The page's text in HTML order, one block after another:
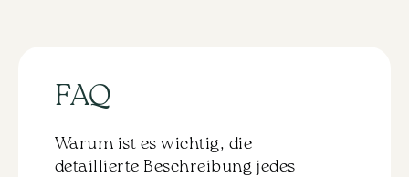
FAQ
Warum ist es wichtig, die
detaillierte Beschreibung jedes